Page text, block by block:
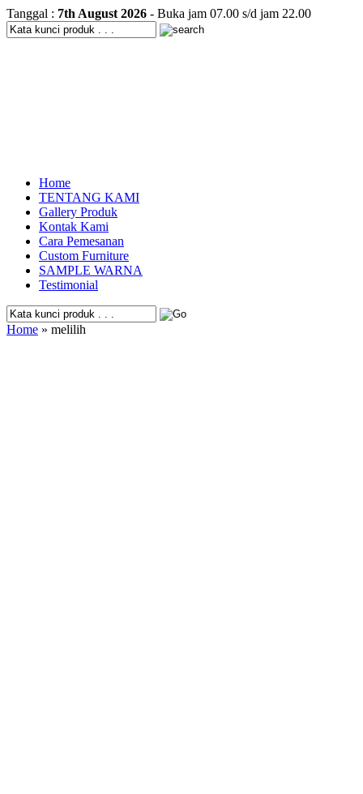
Tanggal : 7th August 2026 - Buka jam 07.00 s/d jam 22.00
Home
TENTANG KAMI
Gallery Produk
Kontak Kami
Cara Pemesanan
Custom Furniture
SAMPLE WARNA
Testimonial
Home » melilih